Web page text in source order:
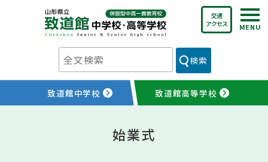
交通
アクセス
致道館中学校 致道館高等学校
検索
始業式